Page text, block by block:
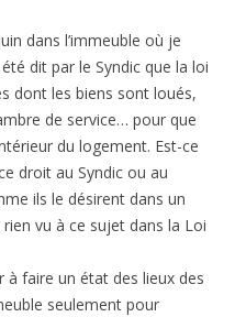
dans l’immeuble où je
dit par le Syndic que la loi
dont les biens sont loués,
de service… pour que
du logement. Est-ce
droit au Syndic ou au
ils le désirent dans un
rien vu à ce sujet dans la Loi
à faire un état des lieux des
seulement pour